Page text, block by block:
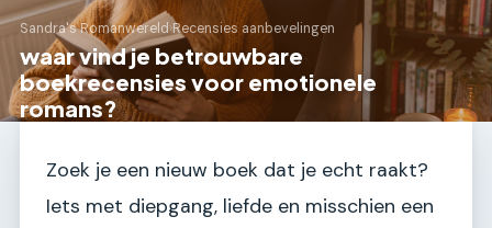
Sandra's Romanwereld›Recensies aanbevelingen
waar vind je betrouwbare
boekrecensies voor emotionele
romans?
Zoek je een nieuw boek dat je echt raakt?
Iets met diepgang, liefde en misschien een